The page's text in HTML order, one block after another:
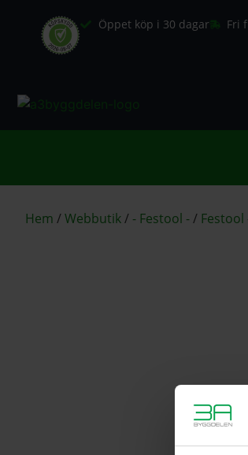
Öppet köp i 30 dagar Fri
Hem /Webbutik/ - Festool -/ Festool